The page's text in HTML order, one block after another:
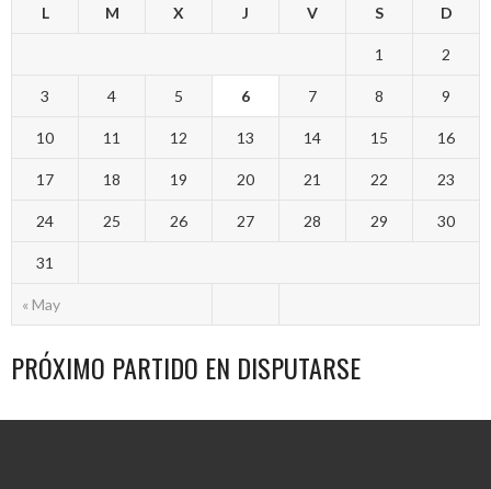
L M X J V S D
« May
1 2
3 4 5 6 7 8 9
10 11 12 13 14 15 16
17 18 19 20 21 22 23
24 25 26 27 28 29 30
31
PRÓXIMO PARTIDO EN DISPUTARSE